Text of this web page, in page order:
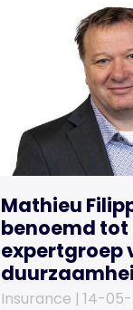
Mathieu
benoemd tot
expertgroep
Insurance | 14-